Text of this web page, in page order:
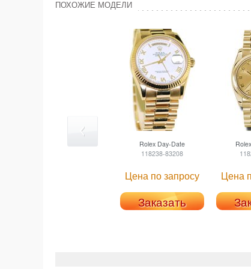
ПОХОЖИЕ МОДЕЛИ
Rolex Day-Date
118238-83208
Цена по запросу
Заказать
Rolex
Цена